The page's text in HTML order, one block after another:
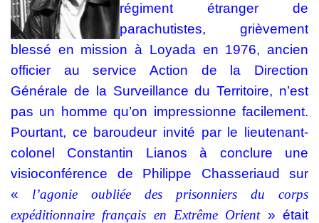
régiment étranger de
parachutistes, grièvement
blessé en mission à Loyada en 1976, ancien
officier au service Action de la Direction
Générale de la Surveillance du Territoire, n’est
pas un homme qu’on impressionne facilement.
Pourtant, ce baroudeur invité par le lieutenant-
colonel Constantin Lianos à conclure une
visioconférence de Philippe Chasseriaud sur
« l’agonie oubliée des prisonniers du corps
expéditionnaire français en Extrême Orient» était